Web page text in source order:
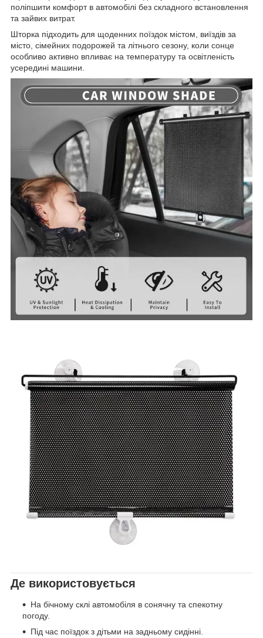
поліпшити комфорт в автомобілі без складного встановлення
та зайвих витрат.
Шторка підходить для щоденних поїздок містом, виїздів за
місто, сімейних подорожей та літнього сезону, коли сонце
особливо активно впливає на температуру та освітленість
усередині машини.
Де використовується
На бічному склі автомобіля в сонячну та спекотну
погоду.
Під час поїздок з дітьми на задньому сидінні.